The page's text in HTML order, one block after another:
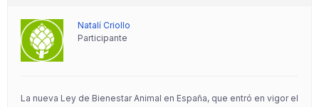
Natalí Criollo
Participante
La nueva Ley de Bienestar Animal en España, que entró en vigor el